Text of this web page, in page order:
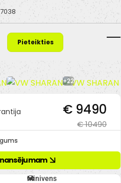
Pieteikties
finansējumam
+22
€ 10490
€ 9490
Minivens